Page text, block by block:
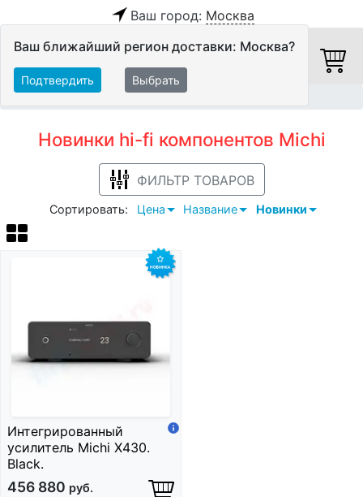
Ваш город: Москва
Ваш ближайший регион доставки: Москва?
Подтвердить Выбрать
Новинки hi-fi компонентов Michi
ФИЛЬТР ТОВАРОВ
Сортировать: Цена Название Новинки
Интегрированный
усилитель Michi X430.
Black.
456 880 руб.